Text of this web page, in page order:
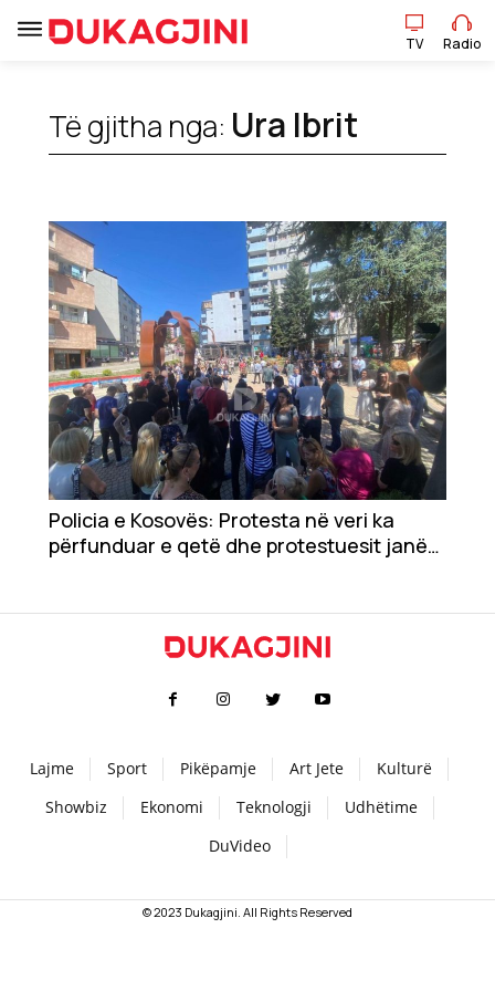
Lajme
Pikëpamje
Art Jete
Kulturë
Showbiz
Ekonomi
Teknologji
TV Radio
Të gjitha nga: Ura Ibrit
Policia e Kosovës: Protesta në veri ka
përfunduar e qetë dhe protestuesit janë
Lajme Sport Pikëpamje Art Jete
Kulturë
Showbiz
Ekonomi Teknologji
Udhëtime
DuVideo
© 2023 Dukagjini. All Rights Reserved